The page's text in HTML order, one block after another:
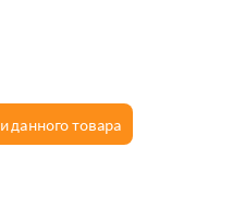
данного товара